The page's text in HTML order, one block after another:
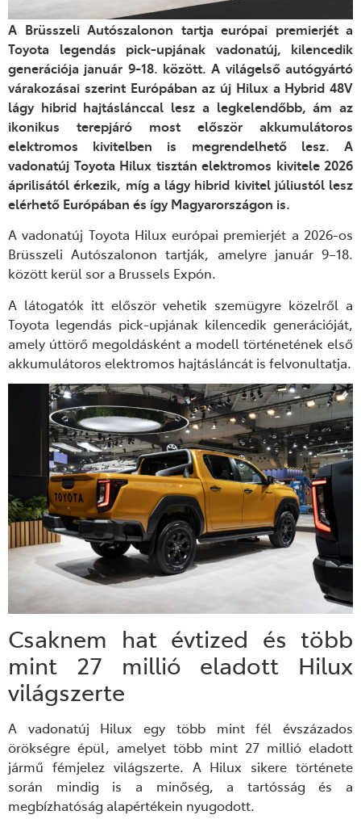
A Brüsszeli Autószalonon tartja európai premierjét a
Toyota legendás pick-upjának vadonatúj, kilencedik
generációja január 9-18. között. A világelső autógyártó
várakozásai szerint Európában az új Hilux a Hybrid 48V
lágy hibrid hajtáslánccal lesz a legkelendőbb, ám az
ikonikus terepjáró most először akkumulátoros
elektromos kivitelben is megrendelhető lesz. A
vadonatúj Toyota Hilux tisztán elektromos kivitele 2026
áprilisától érkezik, míg a lágy hibrid kivitel júliustól lesz
elérhető Európában és így Magyarországon is.
A vadonatúj Toyota Hilux európai premierjét a 2026-os
Brüsszeli Autószalonon tartják, amelyre január 9–18.
között kerül sor a Brussels Expón.
A látogatók itt először vehetik szemügyre közelről a
Toyota legendás pick-upjának kilencedik generációját,
amely úttörő megoldásként a modell történetének első
akkumulátoros elektromos hajtásláncát is felvonultatja.
Csaknem hat évtized és több
mint 27 millió eladott Hilux
világszerte
A vadonatúj Hilux egy több mint fél évszázados
örökségre épül, amelyet több mint 27 millió eladott
jármű fémjelez világszerte. A Hilux sikere története
során mindig is a minőség, a tartósság és a
megbízhatóság alapértékein nyugodott.